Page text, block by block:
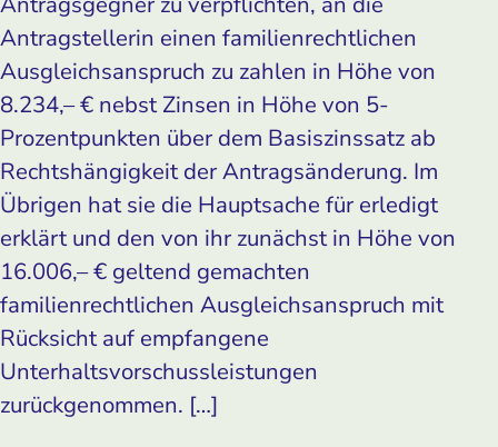
Antragstellerin einen familienrechtlichen
Ausgleichsanspruch zu zahlen in Höhe von
8.234,– € nebst Zinsen in Höhe von 5-
Prozentpunkten über dem Basiszinssatz ab
Rechtshängigkeit der Antragsänderung. Im
Übrigen hat sie die Hauptsache für erledigt
erklärt und den von ihr zunächst in Höhe von
16.006,– € geltend gemachten
familienrechtlichen Ausgleichsanspruch mit
Rücksicht auf empfangene
Unterhaltsvorschussleistungen
zurückgenommen. […]